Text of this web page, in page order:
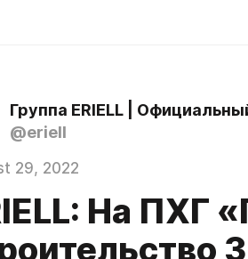
Группа ERIELL |
@eriell
29, 2022
На ПХГ